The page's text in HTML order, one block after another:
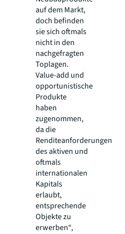
auf dem Markt,
doch befinden
sie sich oftmals
nicht in den
nachgefragten
Toplagen.
Value-add und
opportunistische
Produkte
haben
zugenommen,
da die
Renditeanforderungen
des aktiven und
oftmals
internationalen
Kapitals
erlaubt,
entsprechende
Objekte zu
erwerben“,